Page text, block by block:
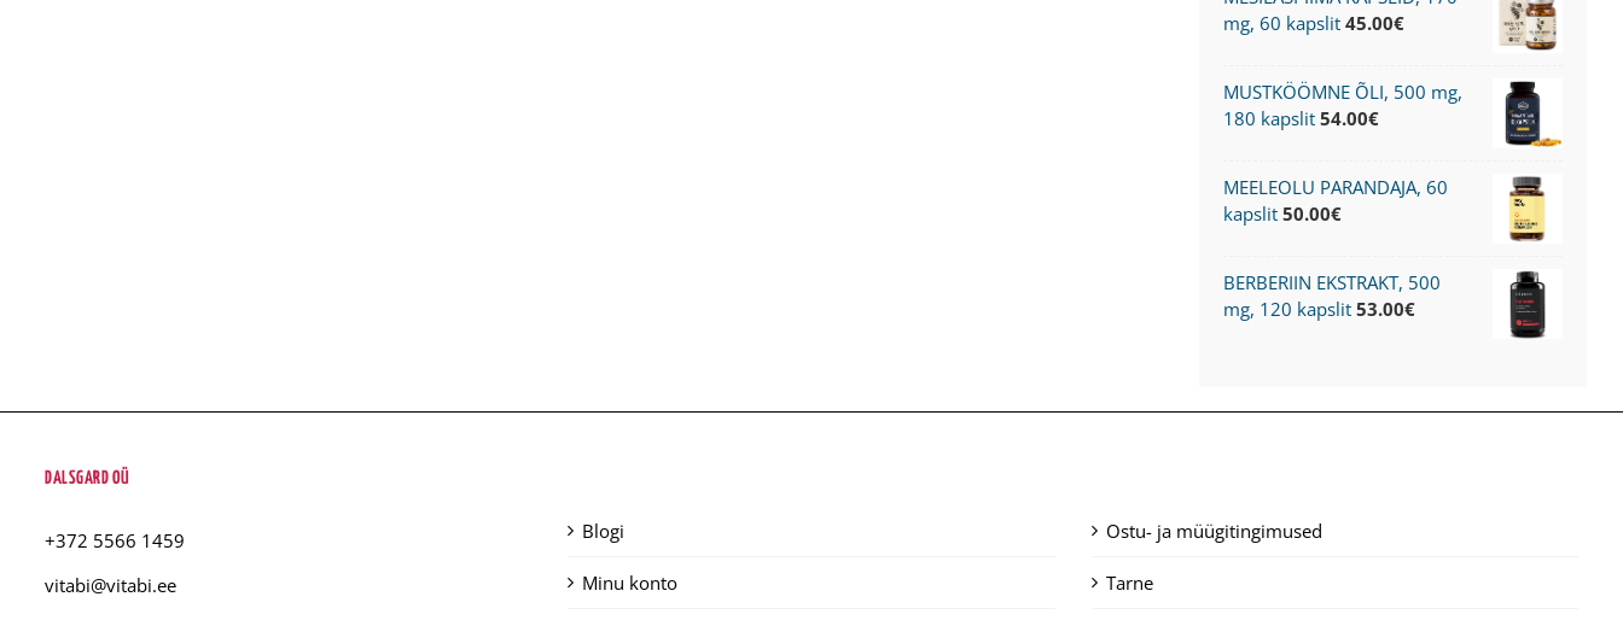
mg, 60 kapslit 45.00€
MUSTKÖÖMNE ÕLI, 500 mg,
180 kapslit 54.00€
MEELEOLU PARANDAJA, 60
kapslit 50.00€
BERBERIIN EKSTRAKT, 500
mg, 120 kapslit 53.00€
DALSGARD OÜ
+372 5566 1459
vitabi@vitabi.ee
Blogi
Minu konto
Ostu- ja müügitingimused
Tarne